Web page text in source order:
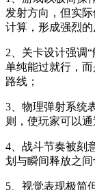
发射方向，但实
计算，形成强烈的
2、关卡设计强调
单纯能过就行，
路线；
3、物理弹射系统
则，使玩家可以
4、战斗节奏被刻
划与瞬间释放之间
5、视觉表现极简